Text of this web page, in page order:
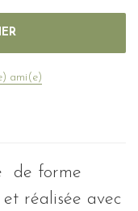
ami(e)
de forme
réalisée avec